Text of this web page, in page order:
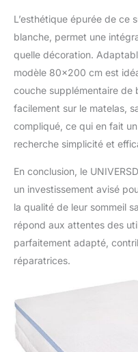
L’esthétique épurée de ce
blanche, permet une
quelle décoration.
modèle 80×200 cm est
couche supplémentaire de
facilement sur le matelas,
compliqué, ce qui en fait
recherche simplicité et
En conclusion, le
un investissement avisé
la qualité de leur sommeil
répond aux attentes des
parfaitement adapté,
réparatrices.